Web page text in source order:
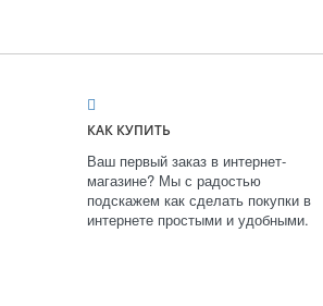
КАК КУПИТЬ
Ваш первый заказ в интернет-
магазине? Мы с радостью
подскажем как сделать покупки в
интернете простыми и удобными.